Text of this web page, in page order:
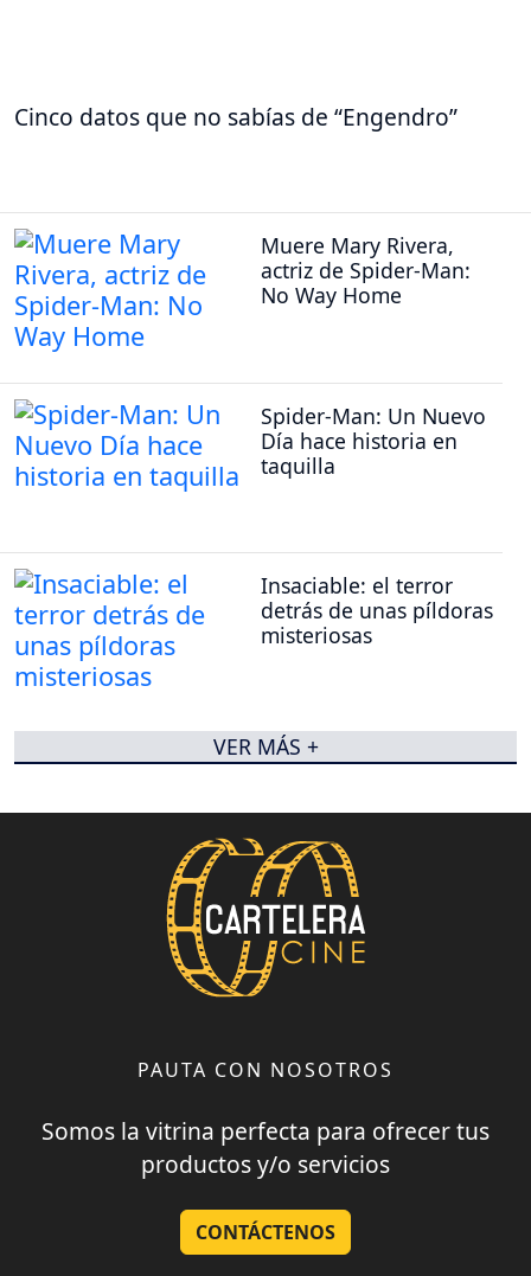
Cinco datos que no sabías de “Engendro”
Muere Mary Rivera,
actriz de Spider-Man:
No Way Home
Spider-Man: Un Nuevo
Día hace historia en
taquilla
Insaciable: el terror
detrás de unas píldoras
misteriosas
VER MÁS +
PAUTA CON NOSOTROS
Somos la vitrina perfecta para ofrecer tus
productos y/o servicios
CONTÁCTENOS